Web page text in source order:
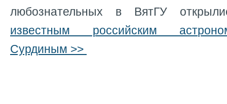
любознательных в ВятГУ
известным российским
Сурдиным >>